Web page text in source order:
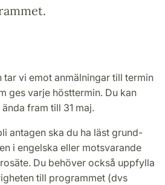
tar vi emot anmälningar till termin
ges varje hösttermin. Du kan
fram till 31 maj.
antagen ska du ha läst grund-
i engelska eller motsvarande
Du behöver också uppfylla
till programmet (dvs